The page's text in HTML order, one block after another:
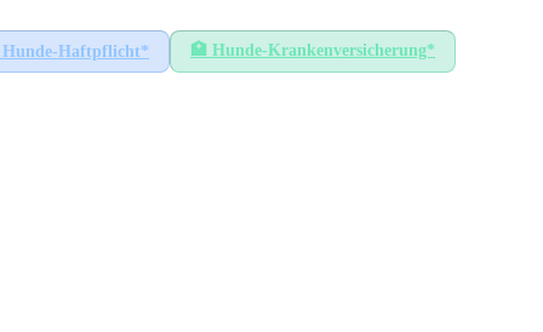
Hunde-Haftpflicht* 🏥 Hunde-Krankenversicherung*